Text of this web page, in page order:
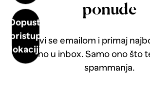
Dopusti
pristup
lokaciji
ponude
Prijavi se emailom i primaj
direktno u inbox. Samo ono što
spammanja.